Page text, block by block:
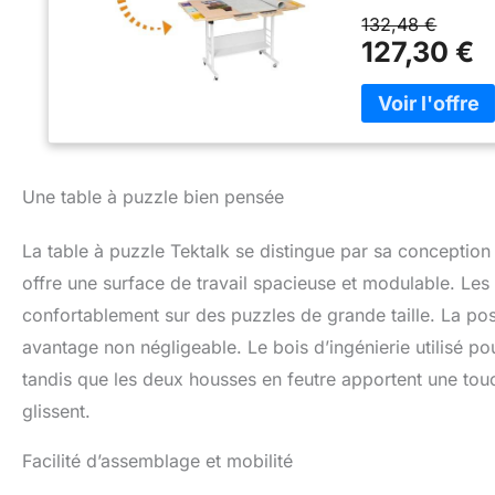
famille ou vos
cm pour
fatiguer la
pochettes en
feutre qui
votre jeu
espace
Également
n'importe où,
Construit avec
P2, robuste et
assurer un
détaillé et les
132,48 €
127,30 €
Une table à puzzle bien pensée
La table à puzzle Tektalk se distingue par sa
offre une surface de travail spacieuse et modulable.
confortablement sur des puzzles de grande taille. La
avantage non négligeable. Le bois d’ingénierie utilisé
tandis que les deux housses en feutre apportent une
glissent.
Facilité d’assemblage et mobilité